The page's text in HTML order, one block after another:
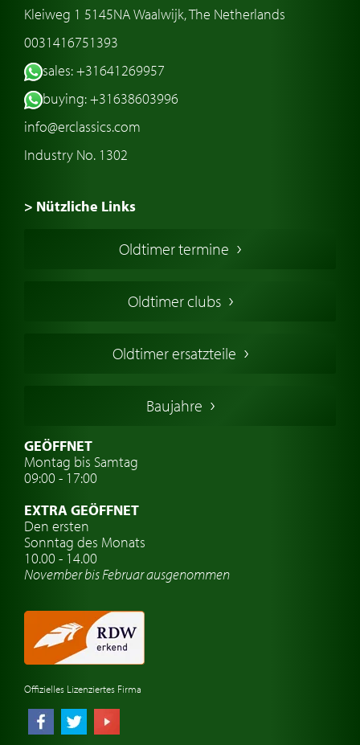
Kleiweg 1 5145NA Waalwijk, The Netherlands
0031416751393
sales: +31641269957
buying: +31638603996
info@erclassics.com
Industry No. 1302
> Nützliche Links
Oldtimers in Europa
Englische Oldtimer
Deutsche Oldtimer
Schwedische Oldtimer
Oldtimer mit h-kennzeichen
Auto Oldtimer Markt
Oldtimer-Versicherung
Oldtimer-Clubs
Oldtimer-Reisen
Automarken uhren
Oldtimer termine
Oldtimer clubs
Oldtimer ersatzteile
Baujahre
GEÖFFNET
Montag bis Samtag
09:00 - 17:00
EXTRA GEÖFFNET
Den ersten
Sonntag des Monats
10.00 - 14.00
November bis Februar ausgenommen
Offizielles Lizenziertes Firma